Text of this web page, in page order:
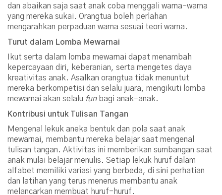
dan abaikan saja saat anak coba menggali warna-warna
yang mereka sukai. Orangtua boleh perlahan
mengarahkan perpaduan warna sesuai teori warna.
Turut dalam Lomba Mewarnai
Ikut serta dalam lomba mewarnai dapat menambah
kepercayaan diri, keberanian, serta mengetes daya
kreativitas anak. Asalkan orangtua tidak menuntut
mereka berkompetisi dan selalu juara, mengikuti lomba
mewarnai akan selalu fun bagi anak-anak.
Kontribusi untuk Tulisan Tangan
Mengenal lekuk aneka bentuk dan pola saat anak
mewarnai, membantu mereka belajar saat mengenal
tulisan tangan. Aktivitas ini memberikan sumbangan saat
anak mulai belajar menulis. Setiap lekuk huruf dalam
alfabet memiliki variasi yang berbeda, di sini perhatian
dan latihan yang terus menerus membantu anak
melancarkan membuat huruf-huruf.